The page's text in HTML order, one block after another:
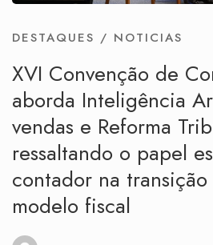
DESTAQUES / NOTICIAS
XVI Convenção de
aborda Inteligência
vendas e Reforma
ressaltando o papel
contador na
modelo fiscal